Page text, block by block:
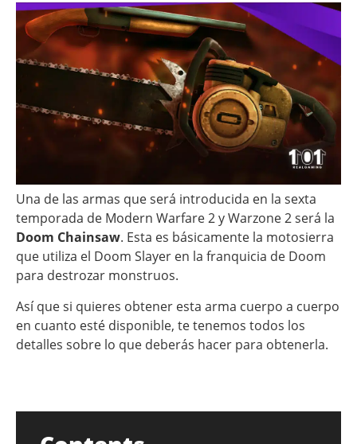
Una de las armas que será introducida en la sexta
temporada de Modern Warfare 2 y Warzone 2 será la
Doom Chainsaw. Esta es básicamente la motosierra
que utiliza el Doom Slayer en la franquicia de Doom
para destrozar monstruos.
Así que si quieres obtener esta arma cuerpo a cuerpo
en cuanto esté disponible, te tenemos todos los
detalles sobre lo que deberás hacer para obtenerla.